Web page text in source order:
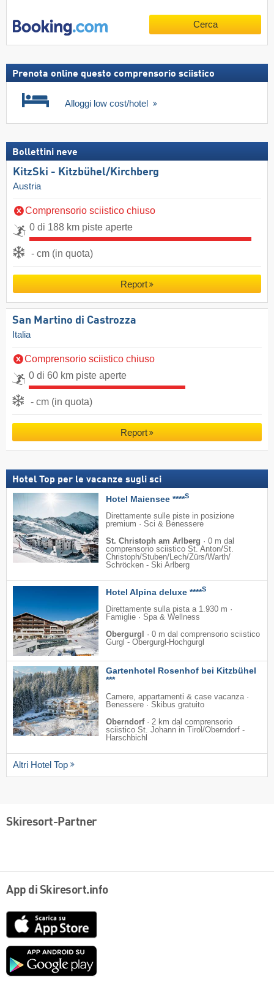
Cerca
Prenota online questo comprensorio sciistico
Alloggi low cost/hotel
Bollettini neve
KitzSki - Kitzbühel/​Kirchberg
Austria
Comprensorio sciistico chiuso
0 di 188 km piste aperte
- cm (in quota)
Report
San Martino di Castrozza
Italia
Comprensorio sciistico chiuso
0 di 60 km piste aperte
- cm (in quota)
Report
Hotel Top per le vacanze sugli sci
Hotel Maiensee ****S
Direttamente sulle piste in posizione
premium · Sci & Benessere
St. Christoph am Arlberg · 0 m dal
comprensorio sciistico St. Anton/​St.
Christoph/​Stuben/​Lech/​Zürs/​Warth/​
Schröcken - Ski Arlberg
Hotel Alpina deluxe ****S
Direttamente sulla pista a 1.930 m ·
Famiglie · Spa & Wellness
Obergurgl
· 0 m dal comprensorio sciistico
Gurgl - Obergurgl-Hochgurgl
Gartenhotel Rosenhof bei Kitzbühel
***
Camere, appartamenti & case vacanza ·
Benessere · Skibus gratuito
Oberndorf · 2 km dal comprensorio
sciistico St. Johann in Tirol/​Oberndorf -
Harschbichl
Altri Hotel Top
Skiresort-Partner
App di Skiresort.info
Google